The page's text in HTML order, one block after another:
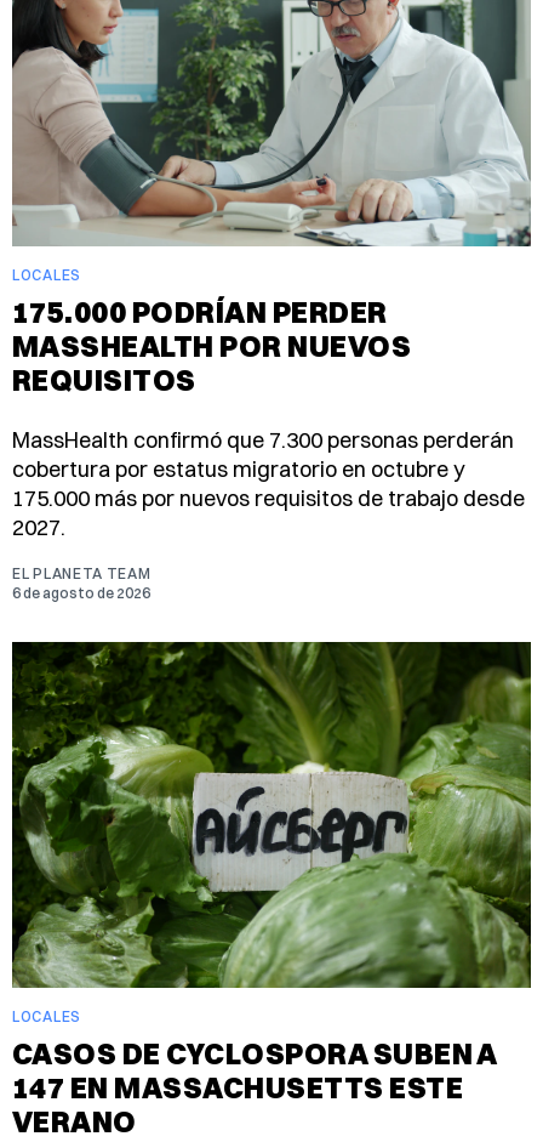
LOCALES
175.000 PODRÍAN PERDER
MASSHEALTH POR NUEVOS
REQUISITOS
MassHealth confirmó que 7.300 personas perderán
cobertura por estatus migratorio en octubre y
175.000 más por nuevos requisitos de trabajo desde
2027.
EL PLANETA TEAM
6 de agosto de 2026
LOCALES
CASOS DE CYCLOSPORA SUBEN A
147 EN MASSACHUSETTS ESTE
VERANO